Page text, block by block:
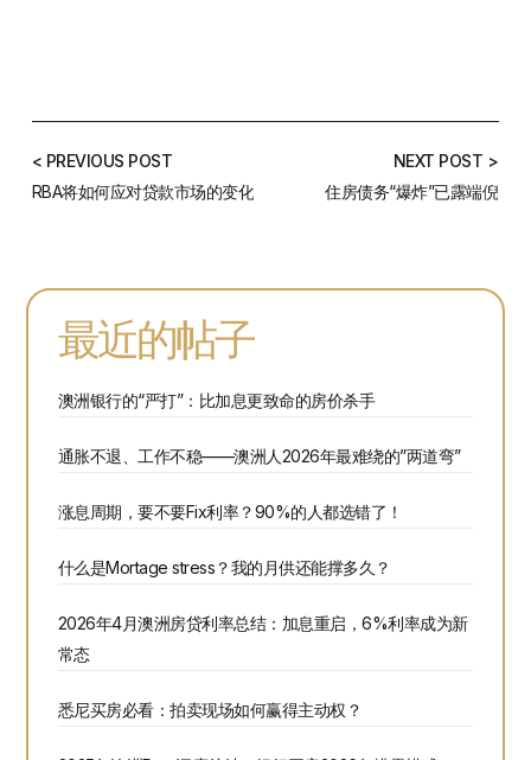
< PREVIOUS POST
RBA将如何应对贷款市场的变化
NEXT POST >
住房债务“爆炸”已露端倪
最近的帖子
澳洲银行的“严打”：比加息更致命的房价杀手
通胀不退、工作不稳——澳洲人2026年最难绕的”两道弯”
涨息周期，要不要Fix利率？90%的人都选错了！
什么是Mortage stress？我的月供还能撑多久？
2026年4月澳洲房贷利率总结：加息重启，6%利率成为新
常态
悉尼买房必看：拍卖现场如何赢得主动权？